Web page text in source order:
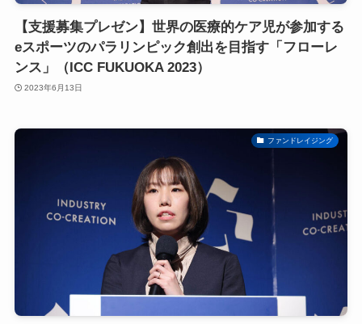
【支援募集プレゼン】世界の医療的ケア児が参加する
eスポーツのパラリンピック創出を目指す「フローレ
ンス」（ICC FUKUOKA 2023）
2023年6月13日
ファンドレイジング